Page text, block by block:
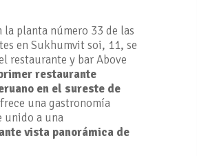
la planta número 33 de las
en Sukhumvit soi, 11, se
restaurante y bar Above
restaurante
en el sureste de
una gastronomía
unido a una
vista panorámica de